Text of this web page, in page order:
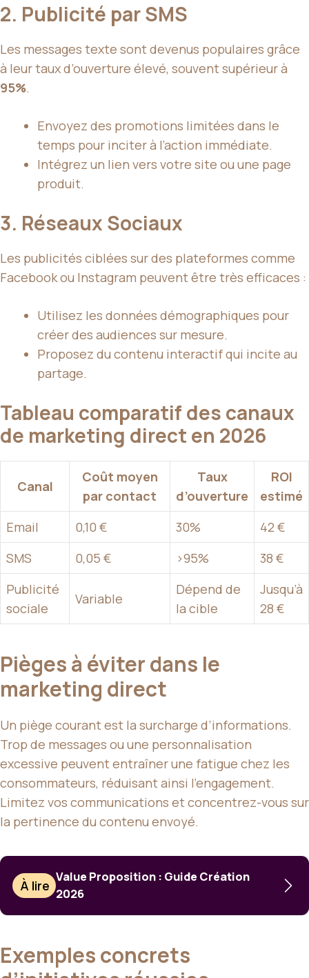
2. Publicité par SMS
Les messages texte sont devenus populaires grâce
à leur taux d’ouverture élevé, souvent supérieur à
95%.
Envoyez des promotions limitées dans le
temps pour inciter à l’action immédiate.
Intégrez un lien vers votre site ou une page
produit.
3. Réseaux Sociaux
Les publicités ciblées sur des plateformes comme
Facebook ou Instagram peuvent être très efficaces :
Utilisez les données démographiques pour
créer des audiences sur mesure.
Proposez du contenu interactif qui incite au
partage.
Tableau comparatif des canaux
de marketing direct en 2026
Canal
Coût moyen
par contact
Taux
d’ouverture
ROI
estimé
Email
0,10 € 30%
42 €
SMS
0,05 € >95%
38 €
Publicité
sociale
Variable
Dépend de
la cible
Jusqu’à
28 €
Pièges à éviter dans le
marketing direct
Un piège courant est la surcharge d’informations.
Trop de messages ou une personnalisation
excessive peuvent entraîner une fatigue chez les
consommateurs, réduisant ainsi l’engagement.
Limitez vos communications et concentrez-vous sur
la pertinence du contenu envoyé.
À lire
Value Proposition : Guide Création
2026
Exemples concrets